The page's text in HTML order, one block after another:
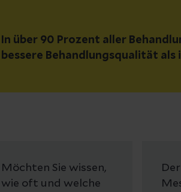
In über 90 Prozent aller
bessere Behandlungsqualität
Möchten Sie wissen,
wie oft und welche